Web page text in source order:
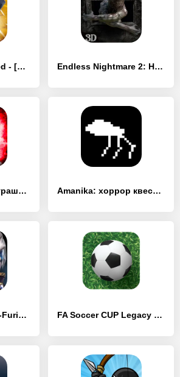
Sky Force Reloaded - [Взлом/МОД Unlocked] Endless Nightmare 2: Hospital - [Взлом/МОД Unlocked]
Антарктида 88: Страшный Хоррор - [Взлом/МОД Бесконечные деньги] Amanika: хоррор квест 2D инди - [Взлом/МОД Меню]
Legacy of Discord-FuriousWings - [Взлом/МОД Меню] FA Soccer CUP Legacy World - [Взлом/МОД Меню]